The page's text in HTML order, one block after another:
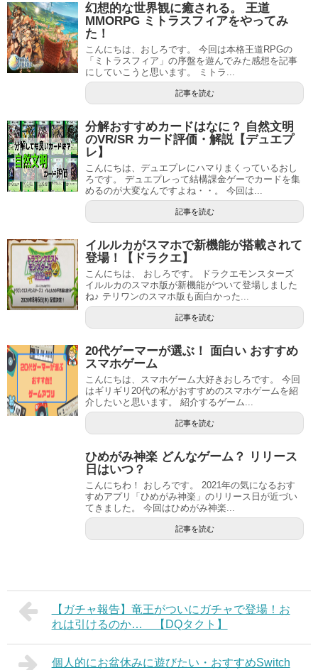
幻想的な世界観に癒される。 王道
MMORPG ミトラスフィアをやってみ
た！
こんにちは、おしろです。 今回は本格王道RPGの
「ミトラスフィア」の序盤を遊んでみた感想を記事
にしていこうと思います。 ミトラ...
記事を読む
分解おすすめカードはなに？ 自然文明
のVR/SR カード評価・解説【デュエプ
レ】
こんにちは、デュエプレにハマりまくっているおし
ろです。 デュエプレって結構課金ゲーでカードを集
めるのが大変なんですよね・・。 今回は...
記事を読む
イルルカがスマホで新機能が搭載されて
登場！【ドラクエ】
こんにちは、 おしろです。 ドラクエモンスターズ
イルルカのスマホ版が新機能がついて登場しました
ね♪ テリワンのスマホ版も面白かった...
記事を読む
20代ゲーマーが選ぶ！ 面白い おすすめ
スマホゲーム
こんにちは、スマホゲーム大好きおしろです。 今回
はギリギリ20代の私がおすすめのスマホゲームを紹
介したいと思います。 紹介するゲーム...
記事を読む
ひめがみ神楽 どんなゲーム？ リリース
日はいつ？
こんにちわ！ おしろです。 2021年の気になるおす
すめアプリ「ひめがみ神楽」のリリース日が近づい
てきました。 今回はひめがみ神楽...
記事を読む
【ガチャ報告】竜王がついにガチャで登場！お
れは引けるのか… 【DQタクト】
個人的にお盆休みに遊びたい・おすすめSwitch